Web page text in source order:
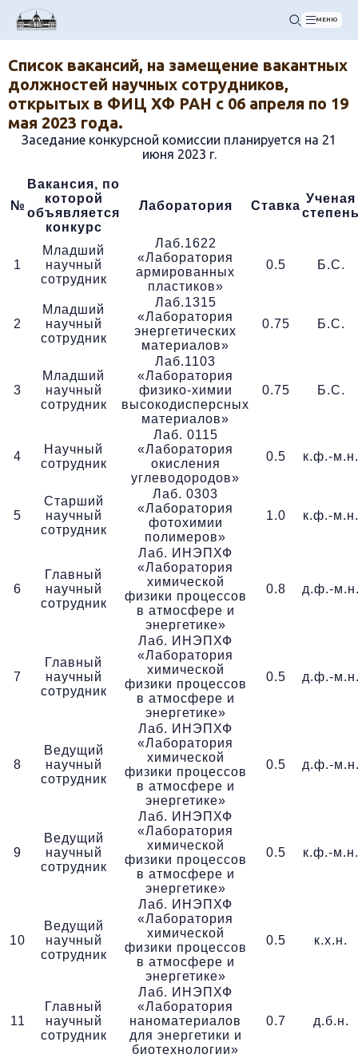
МЕНЮ
Список вакансий, на замещение вакантных
должностей научных сотрудников,
открытых в ФИЦ ХФ РАН с 06 апреля по 19
мая 2023 года.
Заседание конкурсной комиссии планируется на 21
июня 2023 г.
№
Вакансия, по
которой
объявляется
конкурс
Лаборатория Ставка
Ученая
1
Младший
научный
сотрудник
Лаб.1622
«Лаборатория
армированных
пластиков»
0.5 Б.С.
2
Младший
научный
сотрудник
Лаб.1315
«Лаборатория
энергетических
материалов»
0.75 Б.С.
3
Младший
научный
сотрудник
Лаб.1103
«Лаборатория
физико-химии
высокодисперсных
материалов»
0.75 Б.С.
4
Научный
сотрудник
Лаб. 0115
«Лаборатория
окисления
углеводородов»
0.5 к.ф.-м.н.
5
Старший
научный
сотрудник
Лаб. 0303
«Лаборатория
фотохимии
полимеров»
1.0 к.ф.-м.н.
6
Главный
научный
сотрудник
Лаб. ИНЭПХФ
«Лаборатория
химической
физики процессов
в атмосфере и
энергетике»
0.8 д.ф.-
7
Главный
научный
сотрудник
Лаб. ИНЭПХФ
«Лаборатория
химической
физики процессов
в атмосфере и
энергетике»
0.5 д.ф.-
8
Ведущий
научный
сотрудник
Лаб. ИНЭПХФ
«Лаборатория
химической
физики процессов
в атмосфере и
энергетике»
0.5 д.ф.-
9
Ведущий
научный
сотрудник
Лаб. ИНЭПХФ
«Лаборатория
химической
физики процессов
в атмосфере и
энергетике»
0.5 к.ф.-м.н.
10
Ведущий
научный
сотрудник
Лаб. ИНЭПХФ
«Лаборатория
химической
физики процессов
в атмосфере и
энергетике»
0.5 к.х.н.
11
Главный
научный
сотрудник
Лаб. ИНЭПХФ
«Лаборатория
наноматериалов
для энергетики и
биотехнологии»
0.7 д.б.н.